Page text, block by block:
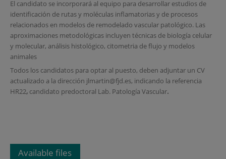
El candidato se incorporará al equipo para desarrollar estudios de
identificación de rutas y moléculas inflamatorias y de procesos
relacionados en modelos de remodelado vascular patológico. Las
aproximaciones metodológicas incluyen técnicas de biología celular
y molecular, análisis histológico, citometria de flujo y modelos
animales
Todos los candidatos para optar al puesto, deben adjuntar un CV
actualizado a la dirección jlmartin@fjd.es, indicando la referencia
HR22, candidato predoctoral Lab. Patología Vascular.
Available files